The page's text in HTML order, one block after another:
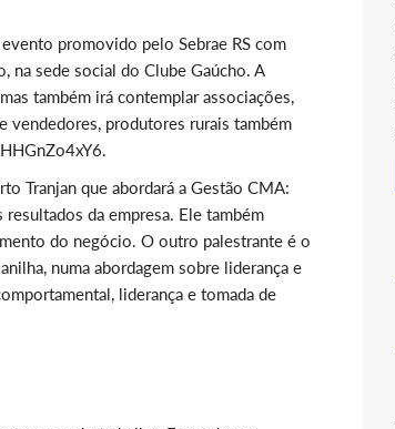
promovido pelo Sebrae RS com
na sede social do Clube Gaúcho. A
também irá contemplar associações,
vendedores, produtores rurais também
Tranjan que abordará a Gestão CMA:
da empresa. Ele também
do negócio. O outro palestrante é o
numa abordagem sobre liderança e
liderança e tomada de